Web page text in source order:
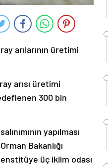
arılarının üretimi
arısı üretimi
300 bin
yapılması
Bakanlığı
üç iklim odası